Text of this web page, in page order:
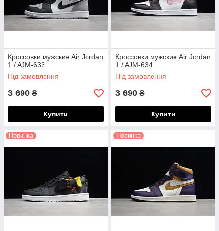
Кроссовки мужские Air Jordan
1 / AJM-633
Під замовлення
3 690 ₴
Купити
Кроссовки мужские Air Jordan
1 / AJM-634
Під замовлення
3 690 ₴
Купити
Новинка Новинка